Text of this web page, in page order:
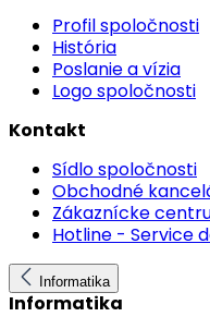
Profil spoločnosti
História
Poslanie a vízia
Logo spoločnosti
Kontakt
Sídlo spoločnosti
Obchodné
Zákaznícke
Hotline - Service
Informatika
Informatika